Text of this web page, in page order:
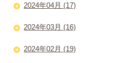
2024年04月 (17)
2024年03月 (16)
2024年02月 (19)